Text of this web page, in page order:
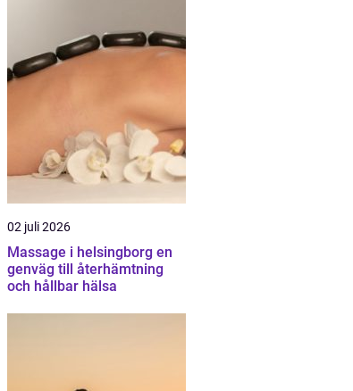
02 juli 2026
Massage i helsingborg en
genväg till återhämtning
och hållbar hälsa